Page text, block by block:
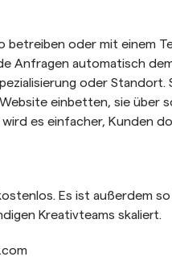
betreiben oder mit einem
Anfragen automatisch
oder Standort.
einbetten, sie über
wird es einfacher, Kunden
Es ist außerdem
Kreativteams skaliert.